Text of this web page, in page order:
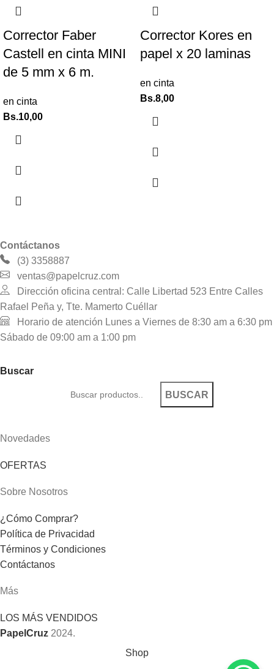
Corrector Faber
Castell en cinta MINI
de 5 mm x 6 m.
en cinta
Bs.10,00
Corrector Kores en
papel x 20 laminas
en cinta
Bs.8,00
Contáctanos
(3) 3358887
ventas@papelcruz.com
Dirección oficina central: Calle Libertad 523 Entre Calles
Rafael Peña y, Tte. Mamerto Cuéllar
Horario de atención Lunes a Viernes de 8:30 am a 6:30 pm
Sábado de 09:00 am a 1:00 pm
Buscar
BUSCAR
Novedades
OFERTAS
Sobre Nosotros
¿Cómo Comprar?
Política de Privacidad
Términos y Condiciones
Contáctanos
Más
LOS MÁS VENDIDOS
PapelCruz 2024.
Shop